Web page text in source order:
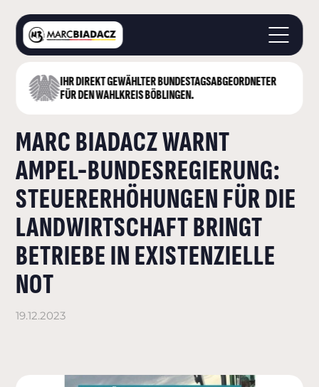
IHR DIREKT GEWÄHLTER BUNDESTAGS­ABGEORDNETER
FÜR DEN WAHLKREIS BÖBLINGEN.
STARTSEITE
LANDKREIS BÖBLINGEN
DEUTSCHER BUNDESTAG
AKTUELLES
KONTAKT
MARC BIADACZ WARNT
AMPEL-BUNDESREGIERUNG:
STEUERERHÖHUNGEN FÜR DIE
LANDWIRTSCHAFT BRINGT
BETRIEBE IN EXISTENZIELLE
NOT
19.12.2023